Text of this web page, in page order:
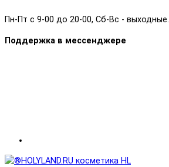
Пн-Пт с 9-00 до 20-00, Сб-Вс - выходные.
Поддержка в мессенджере